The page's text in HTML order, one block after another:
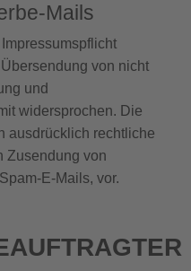
Mails
von nicht
und
widersprochen. Die
ausdrücklich rechtliche
Zusendung von
E-Mails, vor.